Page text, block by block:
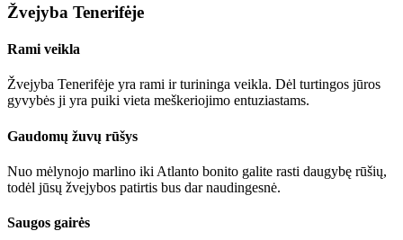
Žvejyba Tenerifėje
Rami veikla
Žvejyba Tenerifėje yra rami ir turininga veikla. Dėl turtingos jūros
gyvybės ji yra puiki vieta meškeriojimo entuziastams.
Gaudomų žuvų rūšys
Nuo mėlynojo marlino iki Atlanto bonito galite rasti daugybę rūšių,
todėl jūsų žvejybos patirtis bus dar naudingesnė.
Saugos gairės